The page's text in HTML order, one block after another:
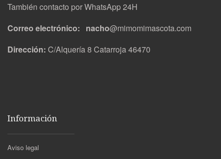
También contacto por WhatsApp 24H
Correo electrónico: nacho@mimomimascota.com
Dirección: C/Alquería 8 Catarroja 46470
Información
Aviso legal